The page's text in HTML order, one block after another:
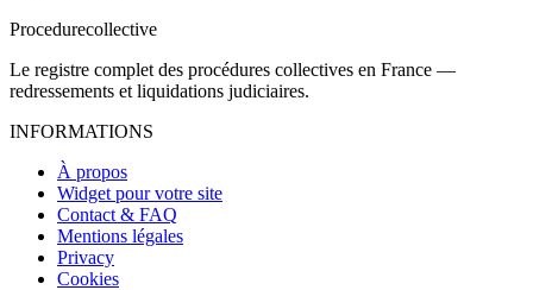
Procedurecollective
Le registre complet des procédures collectives en France —
redressements et liquidations judiciaires.
INFORMATIONS
À propos
Widget pour votre site
Contact & FAQ
Mentions légales
Privacy
Cookies